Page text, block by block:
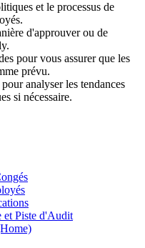
et le processus de
d'approuver ou de
pour vous assurer que les
prévu.
analyser les tendances
si nécessaire.
et Piste d'Audit